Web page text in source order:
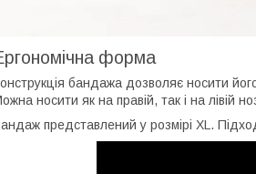
форма
бандажа дозволяє носити
носити як на правій, так і на лівій
представлений у розмірі XL.